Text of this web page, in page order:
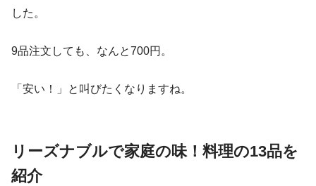
した。
9品注文しても、なんと700円。
「安い！」と叫びたくなりますね。
リーズナブルで家庭の味！料理の13品を
紹介